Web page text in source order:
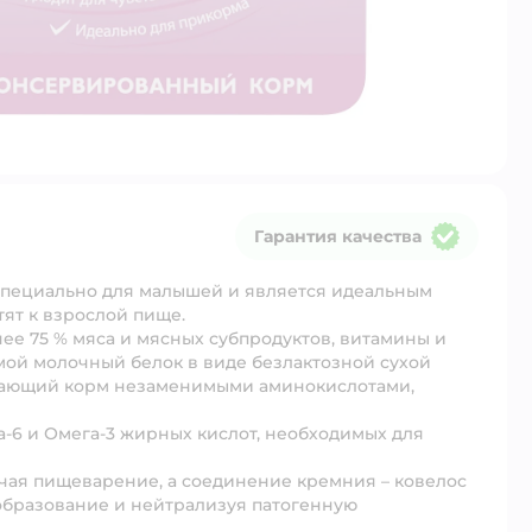
Гарантия качества
для малышей и является идеальным
к взрослой пище.
75 % мяса и мясных субпродуктов, витамины и
молочный белок в виде безлактозной сухой
корм незаменимыми аминокислотами,
6 и Омега-3 жирных кислот, необходимых для
пищеварение, а соединение кремния – ковелос
и нейтрализуя патогенную